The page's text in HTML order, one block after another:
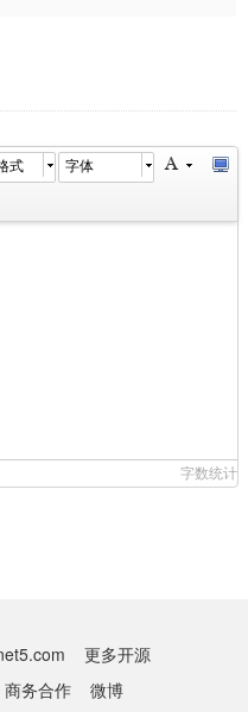
式 字体
字数统计
更多开源
商务合作 微博